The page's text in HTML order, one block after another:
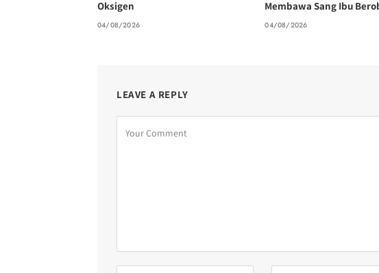
Oksigen
04/08/2026
Membawa Sang Ibu
04/08/2026
LEAVE A REPLY